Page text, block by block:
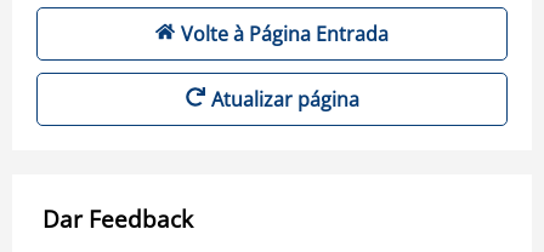
Volte à Página Entrada
Atualizar página
Dar Feedback